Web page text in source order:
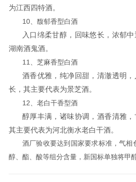
为江西四特酒。
10、馥郁香型白酒
入口绵柔甘醇，回味悠长，浓郁
湖南酒鬼酒。
11、芝麻香型白酒
酒香优雅，纯净回甜，清澈透明
长，其主要代表为景芝酒。
12、老白干香型酒
醇厚丰满，诸味协调，酒香清雅，
其主要代表为河北衡水老白干酒。
酒厂验收要达到国家要求标准，气相
醇、酯、酸等组分含量，新国标单独将甲